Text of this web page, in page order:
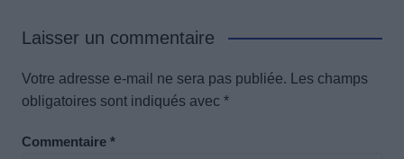
Laisser un commentaire
Votre adresse e-mail ne sera pas publiée.
Les champs
obligatoires sont indiqués avec *
Commentaire *